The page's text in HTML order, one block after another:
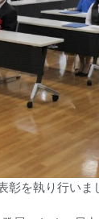
を執り行いま